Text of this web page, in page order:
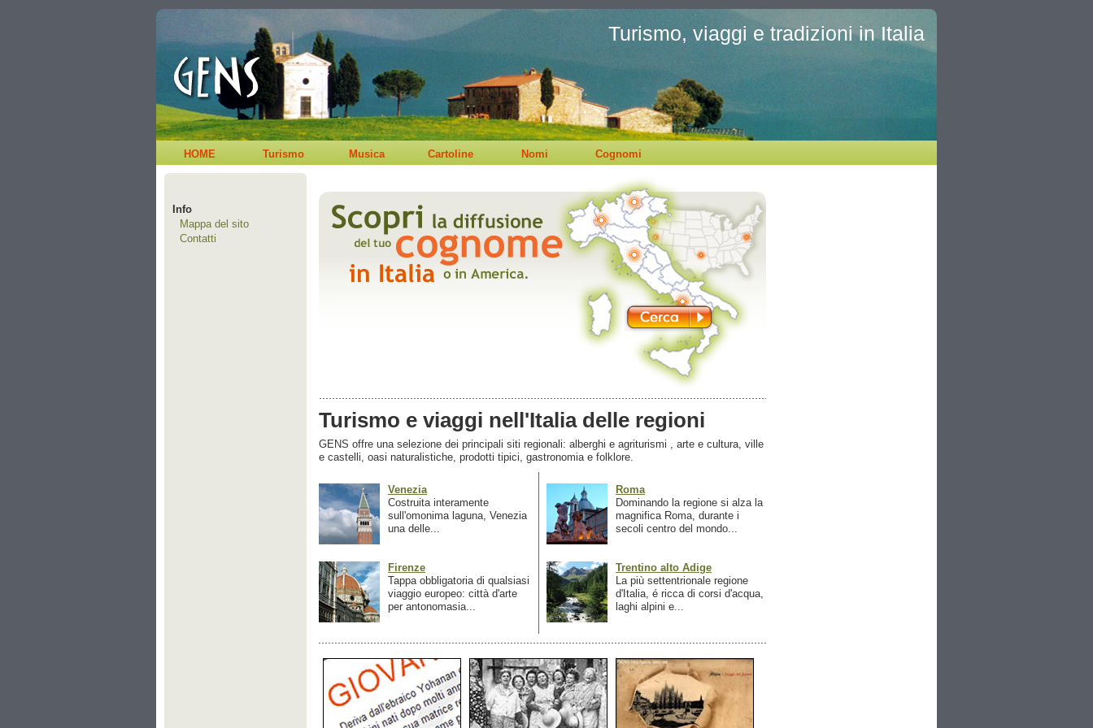
Turismo, viaggi e tradizioni in Italia
HOME Turismo Musica Cartoline Nomi Cognomi
Info
Mappa del sito
Contatti
Turismo e viaggi nell'Italia delle regioni
GENS offre una selezione dei principali siti regionali: alberghi e agriturismi , arte e cultura, ville
e castelli, oasi naturalistiche, prodotti tipici, gastronomia e folklore.
Venezia
Costruita interamente
sull'omonima laguna, Venezia
una delle...
Firenze
Tappa obbligatoria di qualsiasi
viaggio europeo: città d'arte
per antonomasia...
Roma
Dominando la regione si alza la
magnifica Roma, durante i
secoli centro del mondo...
Trentino alto Adige
La più settentrionale regione
d'Italia, é ricca di corsi d'acqua,
laghi alpini e...